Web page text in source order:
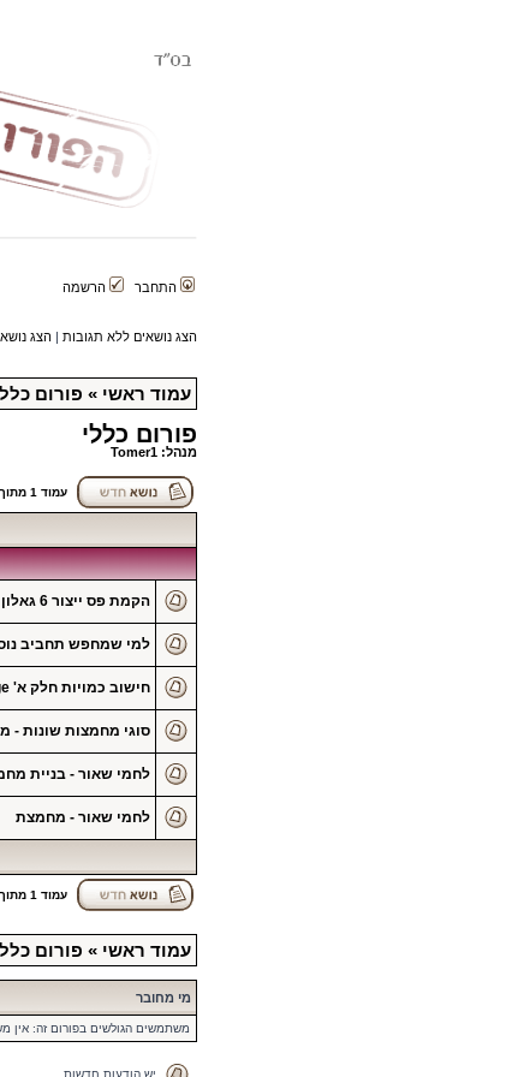
התחבר הרשמה
הצג נושאים ללא תגובות | הצג
עמוד ראשי » פורום
פורום כללי
מנהל: Tomer1
עמוד 1 מתוך
הקמת פס ייצור 6 גאלון מיץ קברנה בוואקום להכנת יין ביתי
למי שמחפש תחביב
חישוב כמויות חלק א' Baker's percentage
סוגי מחמצות שונות
לחמי שאור - בניית
לחמי שאור - מחמצת
עמוד 1 מתוך
עמוד ראשי » פורום
מי מחובר
משתמשים הגולשים בפורום זה: אין
יש הודעות חדשות